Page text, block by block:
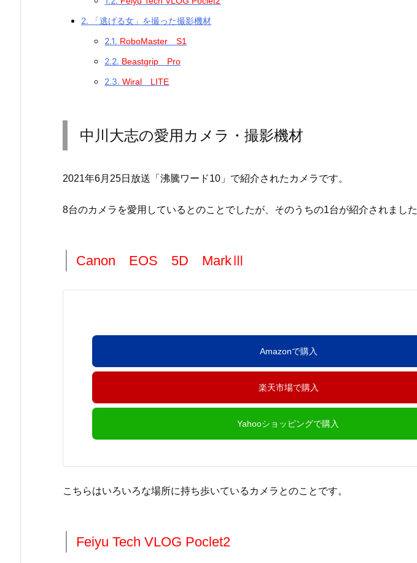
2. 「逃げる女」を撮った撮影機材
2.1. RoboMaster S1
2.2. Beastgrip Pro
2.3. Wiral LITE
中川大志の愛用カメラ・撮影機材
2021年6月25日放送「沸騰ワード10」で紹介されたカメラです。
8台のカメラを愛用しているとのことでしたが、そのうちの1台が紹介されました
Canon EOS 5D MarkⅢ
Amazonで購入
楽天市場で購入
Yahooショッピングで購入
こちらはいろいろな場所に持ち歩いているカメラとのことです。
Feiyu Tech VLOG Poclet2